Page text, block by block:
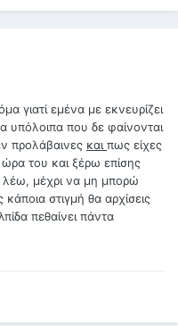
γιατί εμένα με εκνευρίζει
υπόλοιπα που δε φαίνονται
προλάβαινες και πως είχες
του και ξέρω επίσης
λέω, μέχρι να μη μπορώ
στιγμή θα αρχίσεις
πεθαίνει πάντα